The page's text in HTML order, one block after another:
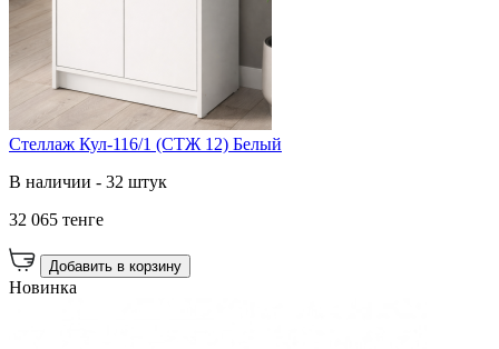
Стеллаж Кул-116/1 (СТЖ 12) Белый
В наличии - 32 штук
32 065 тенге
Добавить в корзину
Новинка